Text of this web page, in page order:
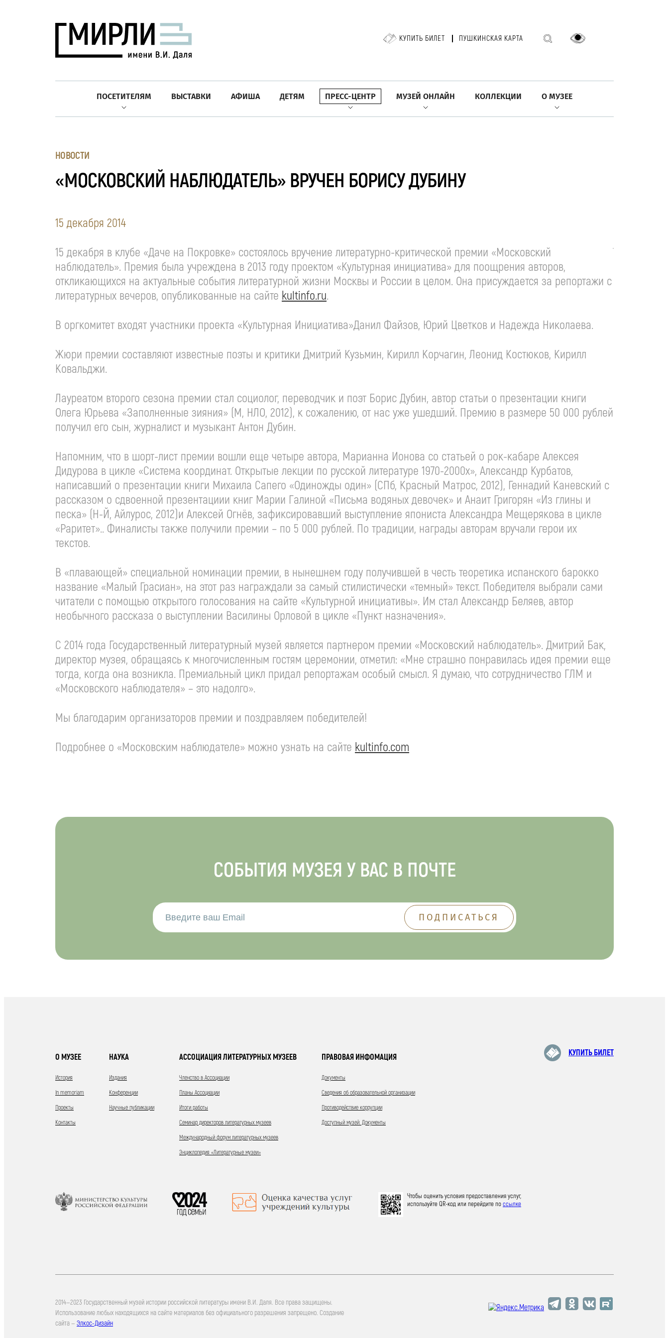
КУПИТЬ БИЛЕТ ПУШКИНСКАЯ КАРТА
ПОСЕТИТЕЛЯМ ВЫСТАВКИ АФИША ДЕТЯМ ПРЕСС-ЦЕНТР МУЗЕЙ ОНЛАЙН КОЛЛЕКЦИИ О МУЗЕЕ
НОВОСТИ
«МОСКОВСКИЙ НАБЛЮДАТЕЛЬ» ВРУЧЕН БОРИСУ ДУБИНУ
15 декабря 2014
15 декабря в клубе «Даче на Покровке» состоялось вручение литературно-критической премии «Московский
наблюдатель». Премия была учреждена в 2013 году проектом «Культурная инициатива» для поощрения авторов,
откликающихся на актуальные события литературной жизни Москвы и России в целом. Она присуждается за репортажи с
литературных вечеров, опубликованные на сайте kultinfo.ru.
В оргкомитет входят участники проекта «Культурная Инициатива»Данил Файзов, Юрий Цветков и Надежда Николаева.
Жюри премии составляют известные поэты и критики Дмитрий Кузьмин, Кирилл Корчагин, Леонид Костюков, Кирилл
Ковальджи.
Лауреатом второго сезона премии стал социолог, переводчик и поэт Борис Дубин, автор статьи о презентации книги
Олега Юрьева «Заполненные зияния» (М, НЛО, 2012), к сожалению, от нас уже ушедший. Премию в размере 50 000 рублей
получил его сын, журналист и музыкант Антон Дубин.
Напомним, что в шорт-лист премии вошли еще четыре автора, Марианна Ионова со статьей о рок-кабаре Алексея
Дидурова в цикле «Система координат. Открытые лекции по русской литературе 1970-2000х», Александр Курбатов,
написавший о презентации книги Михаила Сапего «Одиножды один» (СПб, Красный Матрос, 2012), Геннадий Каневский с
рассказом о сдвоенной презентациии книг Марии Галиной «Письма водяных девочек» и Анаит Григорян «Из глины и
песка» (Н-Й, Айлурос, 2012)и Алексей Огнёв, зафиксировавший выступление япониста Александра Мещерякова в цикле
«Раритет».. Финалисты также получили премии – по 5 000 рублей. По традиции, награды авторам вручали герои их
текстов.
В «плавающей» специальной номинации премии, в нынешнем году получившей в честь теоретика испанского барокко
название «Малый Грасиан», на этот раз награждали за самый стилистически «темный» текст. Победителя выбрали сами
читатели с помощью открытого голосования на сайте «Культурной инициативы». Им стал Александр Беляев, автор
необычного рассказа о выступлении Василины Орловой в цикле «Пункт назначения».
С 2014 года Государственный литературный музей является партнером премии «Московский наблюдатель». Дмитрий Бак,
директор музея, обращаясь к многочисленным гостям церемонии, отметил: «Мне страшно понравилась идея премии еще
тогда, когда она возникла. Премиальный цикл придал репортажам особый смысл. Я думаю, что сотрудничество ГЛМ и
«Московского наблюдателя» – это надолго».
Мы благодарим организаторов премии и поздравляем победителей!
Подробнее о «Московским наблюдателе» можно узнать на сайте kultinfo.com
СОБЫТИЯ МУЗЕЯ У ВАС В ПОЧТЕ
О МУЗЕЕ
История
In memoriam
Проекты
Контакты
НАУКА
Издания
Конференции
Научные публикации
АССОЦИАЦИЯ ЛИТЕРАТУРНЫХ МУЗЕЕВ
Членство в Ассоциации
Планы Ассоциации
Итоги работы
Семинар директоров литературных музеев
Международный форум литературных музеев
Энциклопедия «Литературные музеи»
ПРАВОВАЯ ИНФОМАЦИЯ
Документы
Сведения об образовательной организации
Противодействие коррупции
Доступный музей. Документы
КУПИТЬ БИЛЕТ
Чтобы оценить условия предоставления услуг,
используйте QR-код или перейдите поссылке
2014—2023 Государственный музей истории российской литературы имени В.И. Даля. Все права защищены.
Использование любых находящихся на сайте материалов без официального разрешения запрещено. Создание
сайта — Элкос-Дизайн